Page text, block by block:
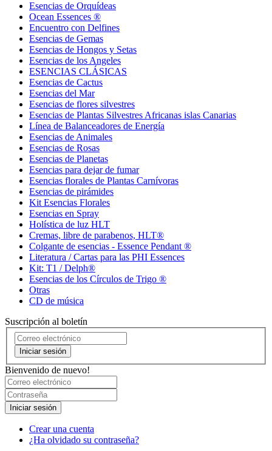
Esencias de Orquídeas
Ocean Essences ®
Encuentro con Delfines
Esencias de Gemas
Esencias de Hongos y Setas
Esencias de los Angeles
ESENCIAS CLÁSICAS
Esencias de Cactus
Esencias del Mar
Esencias de flores silvestres
Esencias de Plantas Silvestres Africanas islas Canarias
Línea de Balanceadores de Energía
Esencias de Animales
Esencias de Rosas
Esencias de Planetas
Esencias para dejar de fumar
Esencias florales de Plantas Carnívoras
Esencias de pirámides
Kit Esencias Florales
Esencias en Spray
Holística de luz HLT
Cremas, libre de parabenos, HLT®
Colgante de esencias - Essence Pendant ®
Literatura / Cartas para las PHI Essences
Kit: T1 / Delph®
Esencias de los Círculos de Trigo ®
Otras
CD de música
Suscripción al boletín
Iniciar sesión
Bienvenido de nuevo!
Iniciar sesión
Crear una cuenta
¿Ha olvidado su contraseña?